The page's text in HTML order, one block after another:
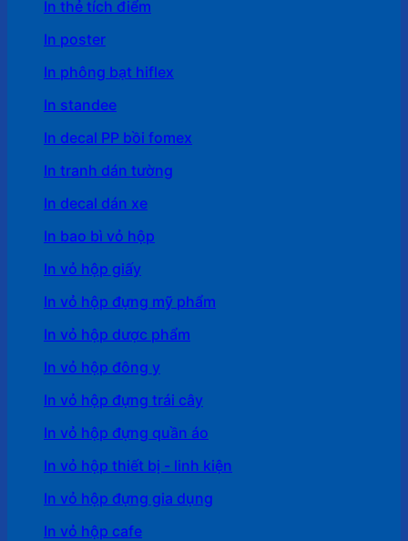
In thẻ tích điểm
In poster
In phông bạt hiflex
In standee
In decal PP bồi fomex
In tranh dán tường
In decal dán xe
In bao bì vỏ hộp
In vỏ hộp giấy
In vỏ hộp đựng mỹ phẩm
In vỏ hộp dược phẩm
In vỏ hộp đông y
In vỏ hộp đựng trái cây
In vỏ hộp đựng quần áo
In vỏ hộp thiết bị - linh kiện
In vỏ hộp đựng gia dụng
In vỏ hộp cafe